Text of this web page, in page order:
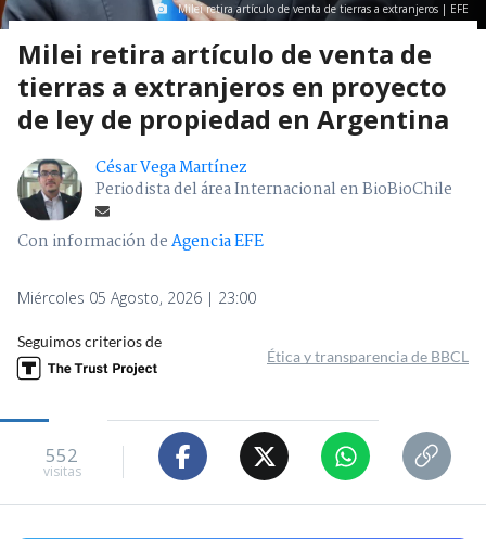
Milei retira artículo de venta de tierras a extranjeros | EFE
Milei retira artículo de venta de
tierras a extranjeros en proyecto
de ley de propiedad en Argentina
César Vega Martínez
Periodista del área Internacional en BioBioChile
Con información deAgencia EFE
Miércoles 05 Agosto, 2026 | 23:00
Seguimos criterios de
Ética y transparencia de BBCL
552
visitas